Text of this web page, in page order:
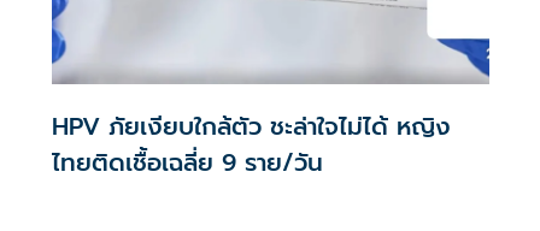
HPV ภัยเงียบใกล้ตัว ชะล่าใจไม่ได้ หญิง
ไทยติดเชื้อเฉลี่ย 9 ราย/วัน